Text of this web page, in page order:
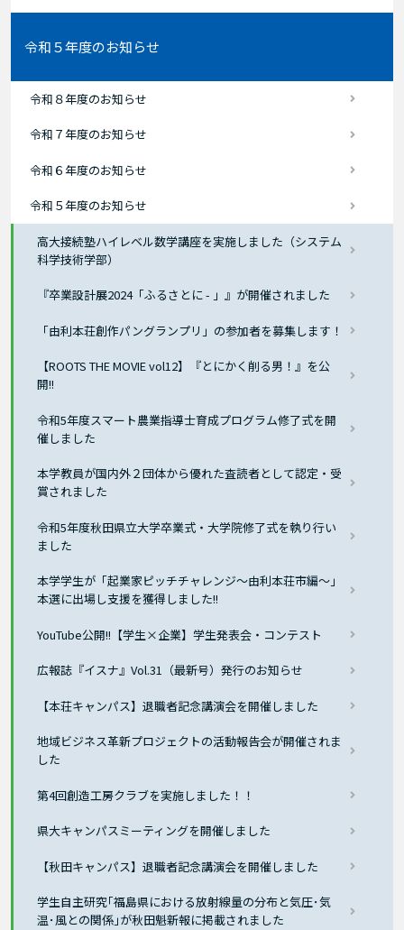
令和５年度のお知らせ
令和８年度のお知らせ
令和７年度のお知らせ
令和６年度のお知らせ
令和５年度のお知らせ
高大接続塾ハイレベル数学講座を実施しました（システム
科学技術学部）
『卒業設計展2024「ふるさとに - 」』が開催されました
「由利本荘創作パングランプリ」の参加者を募集します！
【ROOTS THE MOVIE vol12】『とにかく削る男！』を公
開!!
令和5年度スマート農業指導士育成プログラム修了式を開
催しました
本学教員が国内外２団体から優れた査読者として認定・受
賞されました
令和5年度秋田県立大学卒業式・大学院修了式を執り行い
ました
本学学生が「起業家ピッチチャレンジ～由利本荘市編～」
本選に出場し支援を獲得しました!!
YouTube公開!!【学生×企業】学生発表会・コンテスト
広報誌『イスナ』Vol.31（最新号）発行のお知らせ
【本荘キャンパス】退職者記念講演会を開催しました
地域ビジネス革新プロジェクトの活動報告会が開催されま
した
第4回創造工房クラブを実施しました！！
県大キャンパスミーティングを開催しました
【秋田キャンパス】退職者記念講演会を開催しました
学生自主研究｢福島県における放射線量の分布と気圧･気
温･風との関係｣が秋田魁新報に掲載されました